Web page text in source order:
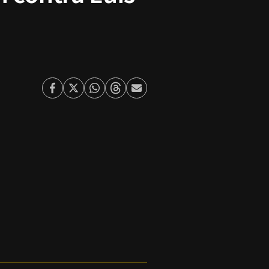
Facebook
TwitterWhatsapp
ThreadsEnviar